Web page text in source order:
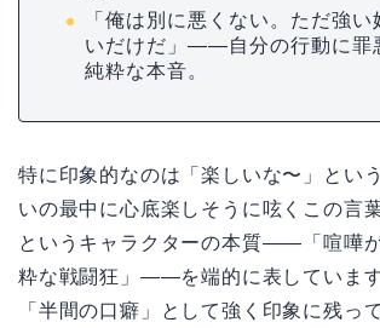
「俺は別に悪くない。ただ強い
いだけだ」——自分の行動に罪
純粋な本音。
特に印象的なのは「楽しいな〜」とい
いの最中に心底楽しそうに呟くこの言
というキャラクターの本質——「喧嘩
粋な戦闘狂」——を端的に表していま
「半間の口癖」として強く印象に残っ